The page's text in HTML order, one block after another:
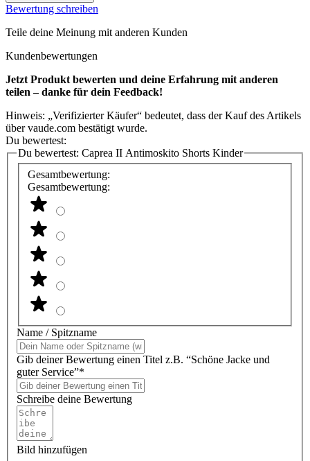
Bewertung schreiben
Teile deine Meinung mit anderen Kunden
Kundenbewertungen
Jetzt Produkt bewerten und deine Erfahrung mit anderen
teilen – danke für dein Feedback!
Hinweis: „Verifizierter Käufer“ bedeutet, dass der Kauf des Artikels
über vaude.com bestätigt wurde.
Du bewertest:
Du bewertest: Caprea II Antimoskito Shorts Kinder
Gesamtbewertung:
Gesamtbewertung:
Name / Spitzname
Gib deiner Bewertung einen Titel z.B. “Schöne Jacke und
guter Service”*
Schreibe deine Bewertung
Bild hinzufügen